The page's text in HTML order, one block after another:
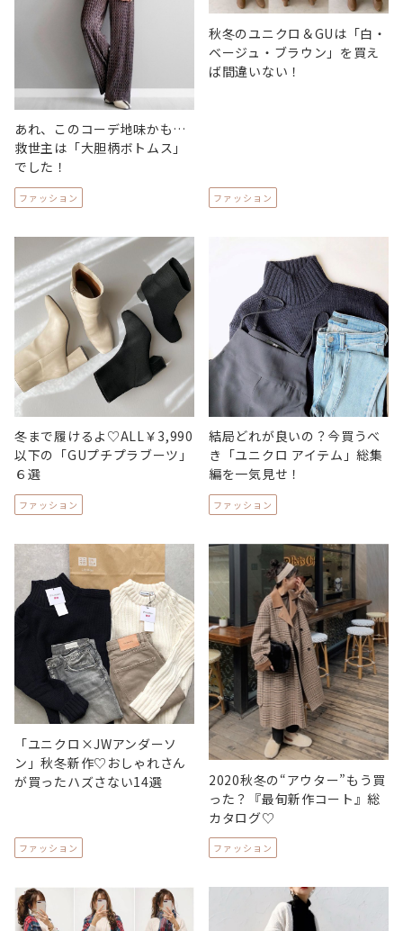
あれ、このコーデ地味かも…
救世主は「大胆柄ボトムス」
でした！
ファッション
秋冬のユニクロ＆GUは「白・
ベージュ・ブラウン」を買え
ば間違いない！
ファッション
冬まで履けるよ♡ALL￥3,990
以下の「GUプチプラブーツ」
６選
ファッション
結局どれが良いの？今買うべ
き「ユニクロ アイテム」総集
編を一気見せ！
ファッション
「ユニクロ×JWアンダーソ
ン」秋冬新作♡おしゃれさん
が買ったハズさない14選
ファッション
2020秋冬の“アウター”もう買
った？『最旬新作コート』総
カタログ♡
ファッション